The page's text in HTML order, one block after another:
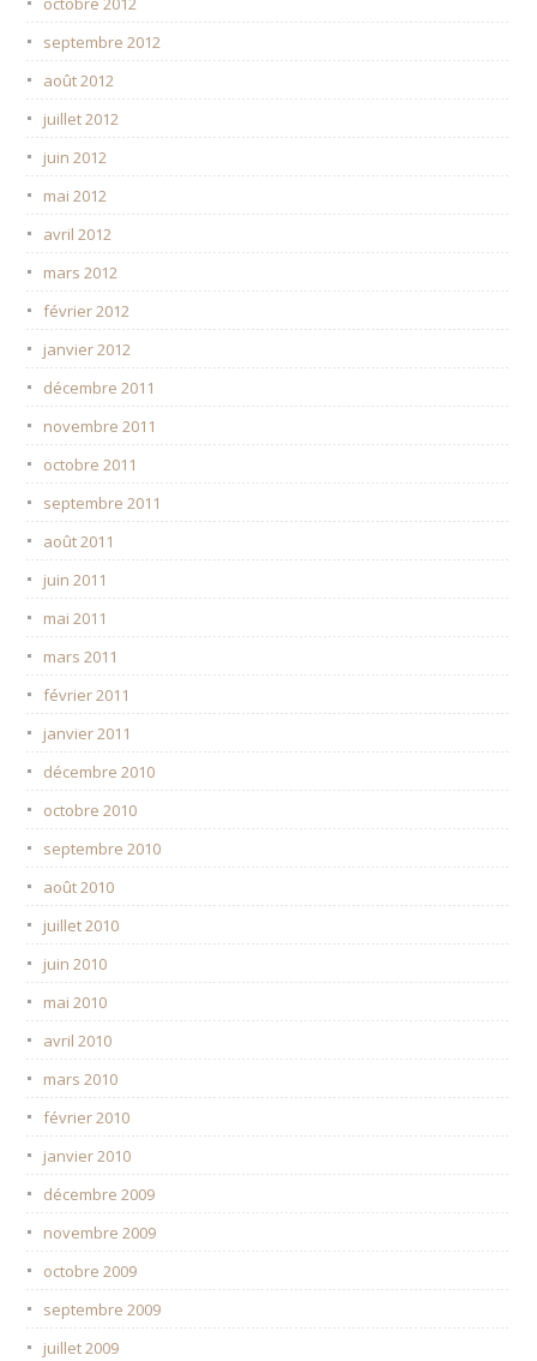
septembre 2012
août 2012
juillet 2012
juin 2012
mai 2012
avril 2012
mars 2012
février 2012
janvier 2012
décembre 2011
novembre 2011
octobre 2011
septembre 2011
août 2011
juin 2011
mai 2011
mars 2011
février 2011
janvier 2011
décembre 2010
octobre 2010
septembre 2010
août 2010
juillet 2010
juin 2010
mai 2010
avril 2010
mars 2010
février 2010
janvier 2010
décembre 2009
novembre 2009
octobre 2009
septembre 2009
juillet 2009